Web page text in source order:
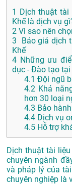
1
Dịch thuật
Khế là dịch vụ
2 Vì sao nên
3 Báo giá dịch
Khế
4 Những ưu
dục - Đào tạo tại
4.1 Đội ngũ
4.2 Khả
hơn 30 loại
4.3 Bảo
4.4 Dịch vụ
4.5 Hỗ trợ
Dịch thuật tài
chuyên ngành
và pháp lý của
chuyên nghiệp là